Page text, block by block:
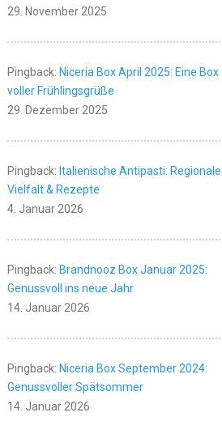
29. November 2025
Pingback: Niceria Box April 2025: Eine Box
voller Frühlingsgrüße
29. Dezember 2025
Pingback: Italienische Antipasti: Regionale
Vielfalt & Rezepte
4. Januar 2026
Pingback: Brandnooz Box Januar 2025:
Genussvoll ins neue Jahr
14. Januar 2026
Pingback: Niceria Box September 2024:
Genussvoller Spätsommer
14. Januar 2026